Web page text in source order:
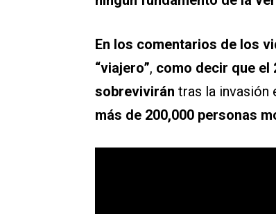
En los comentarios de los
“viajero”, como decir que el
sobrevivirán tras la invasión
más de 200,000 personas